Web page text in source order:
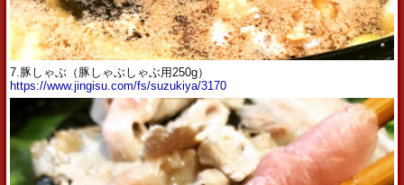
7.豚しゃぶ（豚しゃぶしゃぶ用250g）
https://www.jingisu.com/fs/suzukiya/3170